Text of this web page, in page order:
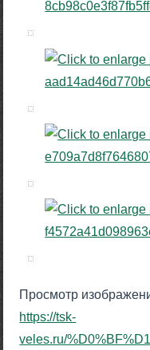
Просмотр
https://tsk-
veles.ru/